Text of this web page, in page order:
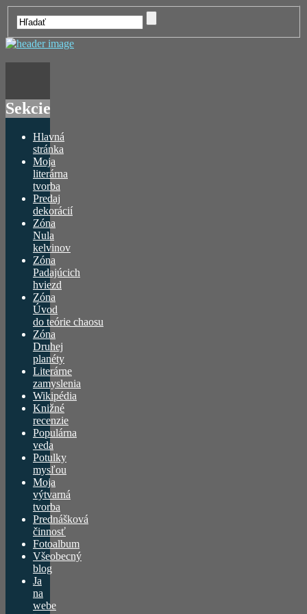
Sekcie
Hlavná
stránka
Moja
literárna
tvorba
Predaj
dekorácií
Zóna
Nula
kelvinov
Zóna
Padajúcich
hviezd
Zóna
Úvod
do teórie chaosu
Zóna
Druhej
planéty
Literárne
zamyslenia
Wikipédia
Knižné
recenzie
Populárna
veda
Potulky
mysľou
Moja
výtvarná
tvorba
Prednášková
činnosť
Fotoalbum
Všeobecný
blog
Ja
na
webe